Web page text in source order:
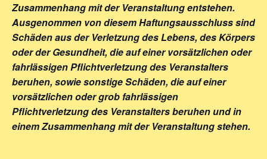
Zusammenhang mit der Veranstaltung entstehen.
Ausgenommen von diesem Haftungsausschluss sind
Schäden aus der Verletzung des Lebens, des Körpers
oder der Gesundheit, die auf einer vorsätzlichen oder
fahrlässigen Pflichtverletzung des Veranstalters
beruhen, sowie sonstige Schäden, die auf einer
vorsätzlichen oder grob fahrlässigen
Pflichtverletzung des Veranstalters beruhen und in
einem Zusammenhang mit der Veranstaltung stehen.